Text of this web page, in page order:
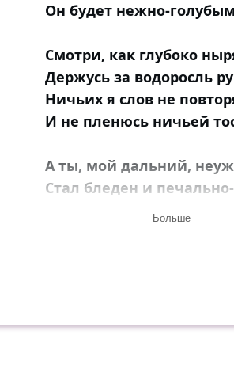
Он будет нежно-
Смотри, как глубоко
Держусь за водоросль
Ничьих я слов не
И не пленюсь ничьей
А ты, мой дальний,
Стал бледен и
Что слышу? Целых три
Больше